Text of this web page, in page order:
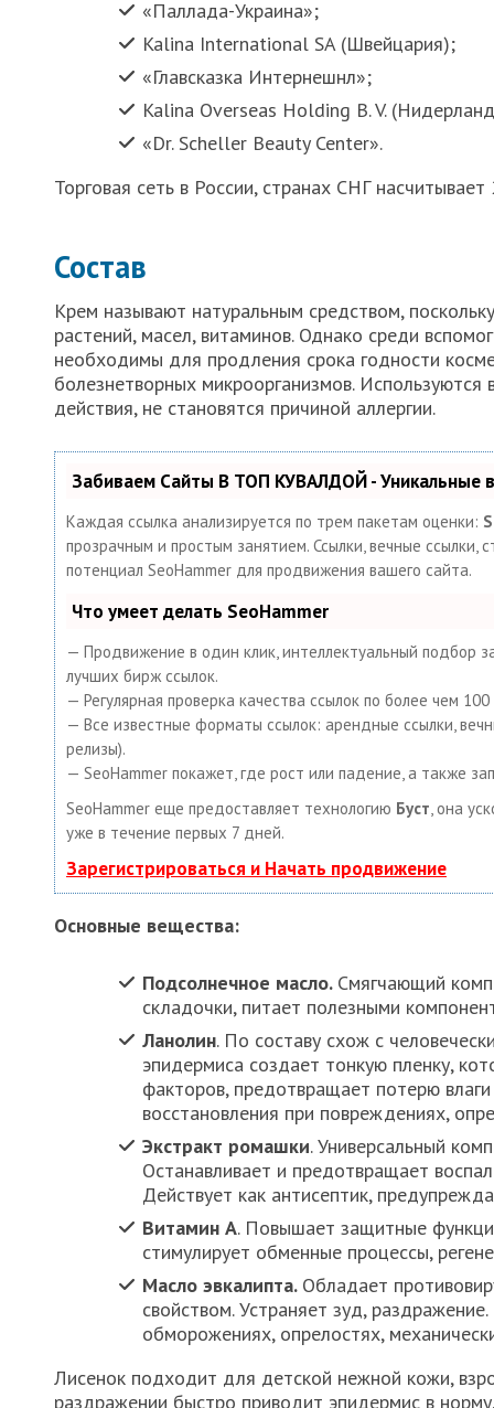
«Паллада-Украина»;
Kalina International SA (Швейцария);
«Главсказка Интернешнл»;
Kalina Overseas Holding B. V.
«Dr. Scheller Beauty Center».
Торговая сеть в России, странах СНГ
Состав
Крем называют натуральным средством,
растений, масел, витаминов. Однако среди
необходимы для продления срока годности
болезнетворных микроорганизмов.
действия, не становятся причиной аллергии.
Забиваем Сайты В ТОП КУВАЛДОЙ - Уникальные
Каждая ссылка анализируется по трем пакетам оценки:
прозрачным и простым занятием. Ссылки, вечные ссылки,
потенциал SeoHammer для продвижения вашего сайта.
Что умеет делать SeoHammer
— Продвижение в один клик, интеллектуальный подбор
лучших бирж ссылок.
— Регулярная проверка качества ссылок по более чем
— Все известные форматы ссылок: арендные ссылки,
релизы).
— SeoHammer покажет, где рост или падение, а также
SeoHammer еще предоставляет технологию Буст , она
уже в течение первых 7 дней.
Зарегистрироваться и Начать продвижение
Основные вещества:
Подсолнечное масло. Смягчающий
складочки, питает полезными
Ланолин. По составу схож с
эпидермиса создает тонкую пленку,
факторов, предотвращает потерю
восстановления при повреждениях,
Экстракт ромашки. Универсальный
Останавливает и предотвращает
Действует как антисептик,
Витамин А. Повышает защитные
стимулирует обменные процессы,
Масло эвкалипта. Обладает
свойством. Устраняет зуд,
обморожениях, опрелостях,
Лисенок подходит для детской нежной кожи,
раздражении быстро приводит эпидермис в норму.